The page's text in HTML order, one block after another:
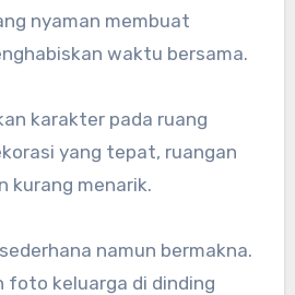
nyaman membuat
waktu bersama.
karakter pada ruang
yang tepat, ruangan
kurang menarik.
namun bermakna.
foto keluarga di dinding